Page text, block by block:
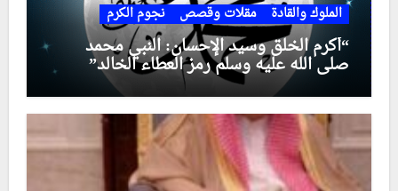
الملوك والقادة مقلات وقصص نجوم الكرم
“أكرم الخلق وسيد الإحسان: النبي محمد
صلى الله عليه وسلم رمز العطاء الخالد”